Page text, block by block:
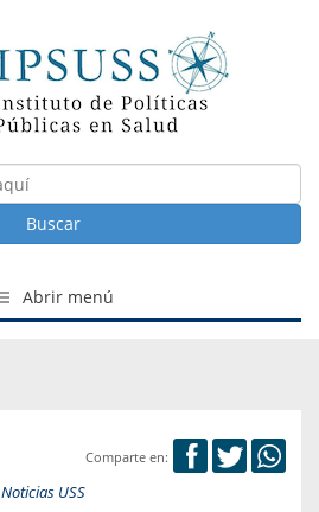
Buscar
Abrir menú
Comparte en:
Noticias USS